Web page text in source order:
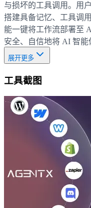
与损坏的工具调用。用
搭建具备记忆、工具调
能一键将工作流部署至
安全、自信地将 AI 智能
展开更多
工具截图